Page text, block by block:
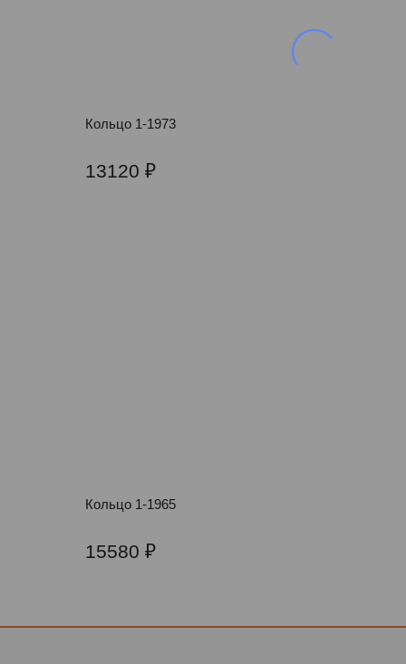
Кольцо 1-1973
13120
Кольцо 1-1965
15580